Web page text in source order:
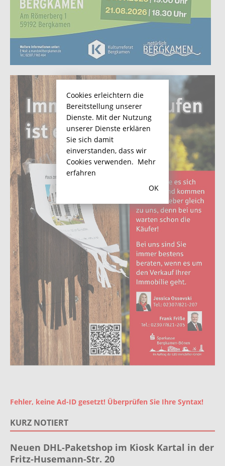
Fehler, keine Ad-ID gesetzt! Überprüfen Sie Ihre Syntax!
KURZ NOTIERT
Neuen DHL-Paketshop im Kiosk Kartal in der
Fritz-Husemann-Str. 20
Cookies erleichtern die
Bereitstellung unserer
Dienste. Mit der Nutzung
unserer Dienste erklären
Sie sich damit
einverstanden, dass wir
Cookies verwenden. Mehr
erfahren
OK